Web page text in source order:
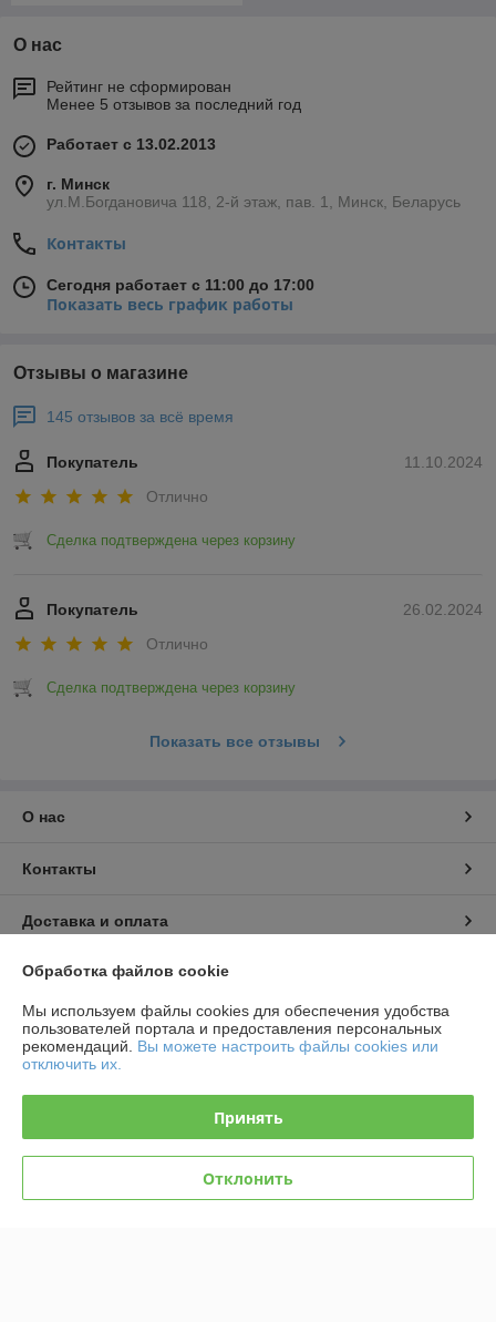
О нас
Рейтинг не сформирован
Менее 5 отзывов за последний год
Работает с 13.02.2013
г. Минск
ул.М.Богдановича 118, 2-й этаж, пав. 1, Минск, Беларусь
Контакты
Сегодня работает с 11:00 до 17:00
Показать весь график работы
Отзывы о магазине
145 отзывов за всё время
11.10.2024
Покупатель
Отлично
Сделка подтверждена через корзину
26.02.2024
Покупатель
Отлично
Сделка подтверждена через корзину
Показать все отзывы
О нас
Контакты
Доставка и оплата
График работы
Полная версия сайта
Сайт создан на платформе Deal.by
Обработка файлов cookie
Мы используем файлы cookies для обеспечения удобства
пользователей портала и предоставления персональных
рекомендаций. Вы можете настроить файлы cookies или
отключить их.
Принять
Отклонить